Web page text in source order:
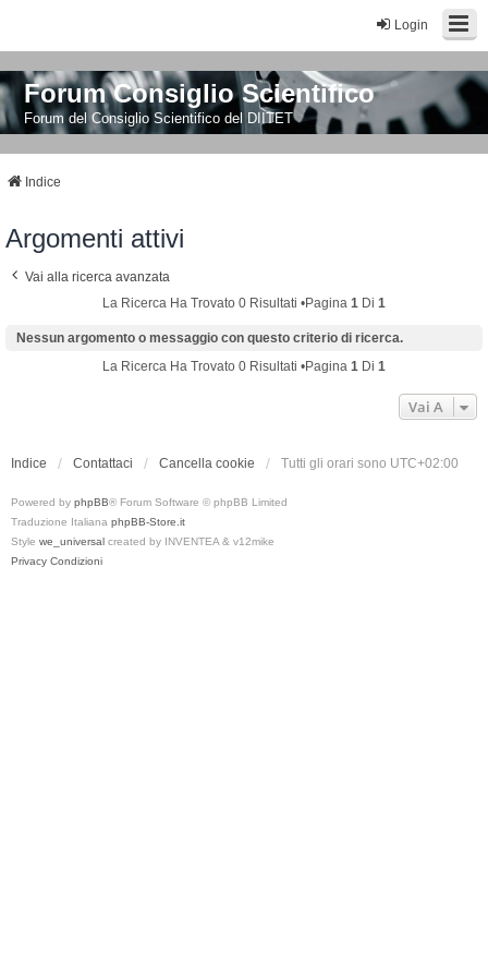
Login
Forum Consiglio Scientifico
Forum del Consiglio Scientifico del DIITET
Indice
Argomenti attivi
Vai alla ricerca avanzata
La Ricerca Ha Trovato 0 Risultati •Pagina 1 Di 1
Nessun argomento o messaggio con questo criterio di ricerca.
La Ricerca Ha Trovato 0 Risultati •Pagina 1 Di 1
Vai A
Indice Contattaci Cancella cookie Tutti gli orari sono UTC+02:00
Powered by phpBB® Forum Software © phpBB Limited
Traduzione Italiana phpBB-Store.it
Style we_universal created by INVENTEA & v12mike
Privacy Condizioni